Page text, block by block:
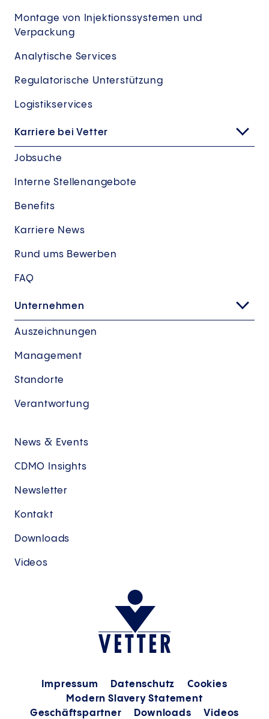
Montage von Injektionssystemen und
Verpackung
Analytische Services
Regulatorische Unterstützung
Logistikservices
Karriere bei Vetter
Jobsuche
Interne Stellenangebote
Benefits
Karriere News
Rund ums Bewerben
FAQ
Unternehmen
Auszeichnungen
Management
Standorte
Verantwortung
News & Events
CDMO Insights
Newsletter
Kontakt
Downloads
Videos
Impressum Datenschutz
Cookies
Modern Slavery Statement
Geschäftspartner
Downloads Videos